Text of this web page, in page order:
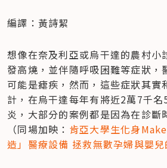
編譯：黃詩絜
想像在奈及利亞或烏干達的農村小
發高燒，並伴隨呼吸困難等症狀，
可能是瘧疾，然而，這些症狀其實
計，在烏干達每年有將近2萬7千
炎，大部分的案例都是因為在診斷
（同場加映： 肯亞大學生化身
造」醫療設備 拯救無數孕婦與嬰兒